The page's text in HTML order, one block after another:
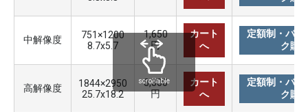
中解像度
751×1200
8.7x5.7
1,650
円
カート
へ
定額制・バリ
ク購
高解像度
1844×2950
25.7x18.2
3,300
円
カート
へ
定額制・バリ
ク購
scrollable